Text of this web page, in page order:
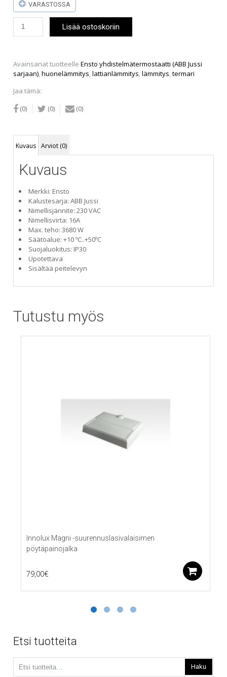
VARASTOSSA
Yhdistelmätermostaatti
sarjaan)
määrä
Lisää ostoskoriin
Avainsanat tuotteelleEnsto yhdistelmätermostaatti (ABB Jussi
sarjaan),huonelämmitys,lattianlämmitys,lämmitys,termari
Jaa tämä:
(0) (0) (0)
Kuvaus Arviot (0)
Kuvaus
Merkki: Ensto
Kalustesarja: ABB Jussi
Nimellisjännite: 230 VAC
Nimellisvirta: 16A
Max. teho: 3680 W
Säätöalue: +10 ºC..+50ºC
Suojaluokitus: IP30
Upotettava
Sisältää peitelevyn
Tutustu myös
Innolux Magni -suurennuslasivalaisimen
pöytäpainojalka
79,00€
Etsi tuotteita
Haku